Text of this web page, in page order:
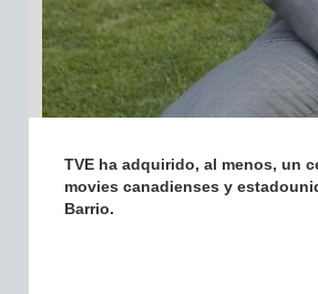
TVE ha adquirido, al menos, un
movies canadienses y
Barrio.